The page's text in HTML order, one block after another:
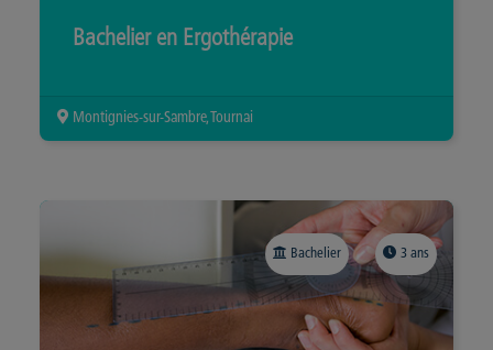
Bachelier en Ergothérapie
Montignies-sur-Sambre, Tournai
Bachelier 3 ans